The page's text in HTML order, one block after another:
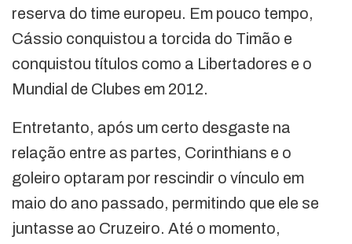
reserva do time europeu. Em pouco tempo,
Cássio conquistou a torcida do Timão e
conquistou títulos como a Libertadores e o
Mundial de Clubes em 2012.
Entretanto, após um certo desgaste na
relação entre as partes, Corinthians e o
goleiro optaram por rescindir o vínculo em
maio do ano passado, permitindo que ele se
juntasse ao Cruzeiro. Até o momento,